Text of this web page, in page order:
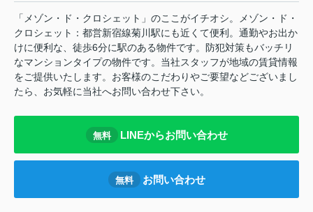
「メゾン・ド・クロシェット」のここがイチオシ。メゾン・ド・
クロシェット：都営新宿線菊川駅にも近くて便利。通勤やお出か
けに便利な、徒歩6分に駅のある物件です。防犯対策もバッチリ
なマンションタイプの物件です。当社スタッフが地域の賃貸情報
をご提供いたします。お客様のこだわりやご要望などございまし
たら、お気軽に当社へお問い合わせ下さい。
無料 LINEからお問い合わせ
無料 お問い合わせ